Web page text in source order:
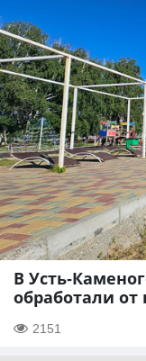
В Усть-
обработали от
2151